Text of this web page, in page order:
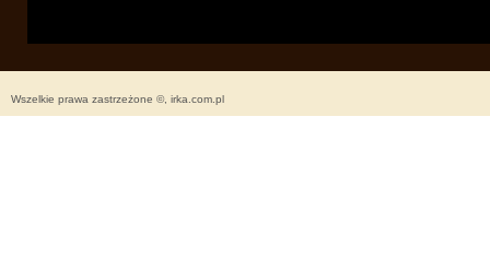
Wszelkie prawa zastrzeżone ©, irka.com.pl